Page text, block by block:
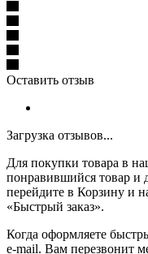
Оставить отзыв
Загрузка отзывов...
Для покупки товара в
понравившийся товар и
перейдите в Корзину и
«Быстрый заказ».
Когда оформляете
e-mail. Вам перезвонит